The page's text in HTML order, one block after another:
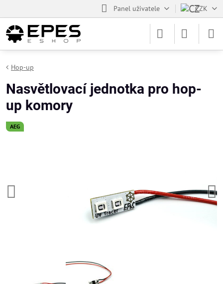
Panel uživatele CZK
AEG
Hop-up
Nasvětlovací jednotka pro hop-
up komory